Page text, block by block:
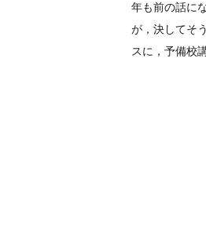
年も前の話に
が，決してそ
スに，予備校